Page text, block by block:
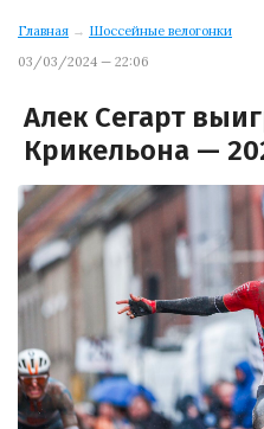
Главная → Шоссейные велогонки
03/03/2024 — 22:06
Алек Сегарт
Крикельона —